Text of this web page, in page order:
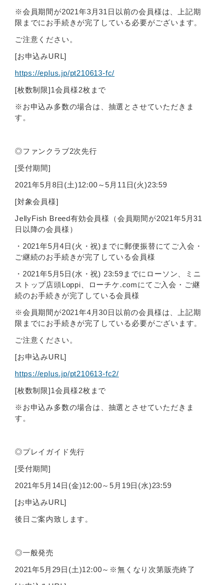
※会員期間が2021年3月31日以前の会員様は、上記期
限までにお手続きが完了している必要がございます。
ご注意ください。
[お申込みURL]
https://eplus.jp/pt210613-fc/
[枚数制限]1会員様2枚まで
※お申込み多数の場合は、抽選とさせていただきま
す。
◎ファンクラブ2次先行
[受付期間]
2021年5月8日(土)12:00～5月11日(火)23:59
[対象会員様]
JellyFish Breed有効会員様（会員期間が2021年5月31
日以降の会員様）
・2021年5月4日(火・祝)までに郵便振替にてご入会・
ご継続のお手続きが完了している会員様
・2021年5月5日(水・祝) 23:59までにローソン、ミニ
ストップ店頭Loppi、ローチケ.comにてご入会・ご継
続のお手続きが完了している会員様
※会員期間が2021年4月30日以前の会員様は、上記期
限までにお手続きが完了している必要がございます。
ご注意ください。
[お申込みURL]
https://eplus.jp/pt210613-fc2/
[枚数制限]1会員様2枚まで
※お申込み多数の場合は、抽選とさせていただきま
す。
◎プレイガイド先行
[受付期間]
2021年5月14日(金)12:00～5月19日(水)23:59
[お申込みURL]
後日ご案内致します。
◎一般発売
2021年5月29日(土)12:00～※無くなり次第販売終了